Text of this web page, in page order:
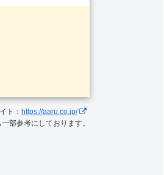
ト： https://aaru.co.jp/
部参考にしております。